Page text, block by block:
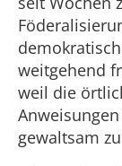
weitgehend
weil die
gewaltsam